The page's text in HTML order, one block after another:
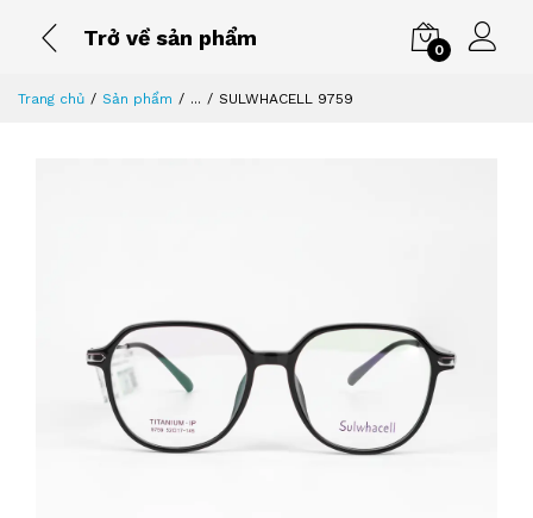
Trở về sản phẩm
0
Trang chủ Sản phẩm ... SULWHACELL 9759